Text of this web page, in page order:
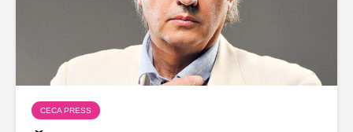
CECA PRESS